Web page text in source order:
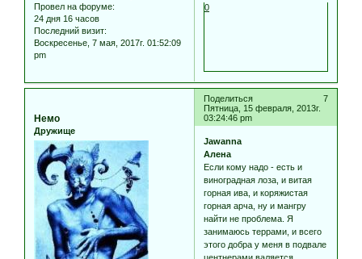
Провел на форуме:
24 дня 16 часов
Последний визит:
Воскресенье, 7 мая, 2017г. 01:52:09
pm
0
Поделиться
7
Пятница, 15 февраля, 2013г.
03:24:46 pm
Немо
Дружище
Jawanna
Алена
Если кому надо - есть и
виноградная лоза, и витая
горная ива, и коряжистая
горная арча, ну и мангру
найти не проблема. Я
занимаюсь террами, и всего
этого добра у меня в подвале